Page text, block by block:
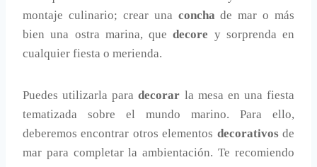
montaje culinario; crear una concha de mar o más
bien una ostra marina, quedecore y sorprenda en
cualquier fiesta o merienda.
Puedes utilizarla paradecorar la mesa en una fiesta
tematizada sobre el mundo marino. Para ello,
deberemos encontrar otros elementos decorativosde
mar para completar la ambientación. Te recomiendo